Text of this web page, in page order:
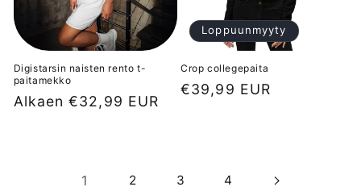
Digistarsin naisten rento t-
paitamekko
Normaalihinta
Alkaen €32,99 EUR
Loppuunmyyty
Crop collegepaita
Normaalihinta
€39,99 EUR
1 2 3 4